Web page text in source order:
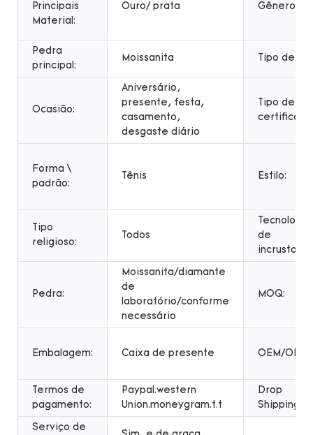
Principais
Material:
Ouro/ prata Gênero:
Pedra
principal:
Moissanita Tipo de
Ocasião:
Aniversário,
presente, festa,
casamento,
desgaste diário
Tipo de
Forma \
padrão:
Tênis Estilo:
Tipo
religioso:
Todos
Tecnologia
de
Pedra:
Moissanita/diamante
de
laboratório/conforme
necessário
MOQ:
Embalagem: Caixa de presente OEM/ODM:
Termos de
pagamento:
Paypal.western
Union.moneygram.t.t
Drop
Shipping:
Serviço de